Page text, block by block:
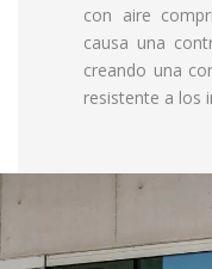
con aire
causa una
creando una
resistente a los